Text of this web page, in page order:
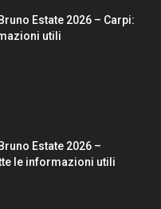
Estate 2026 – Carpi:
utili
Estate 2026 –
le informazioni utili